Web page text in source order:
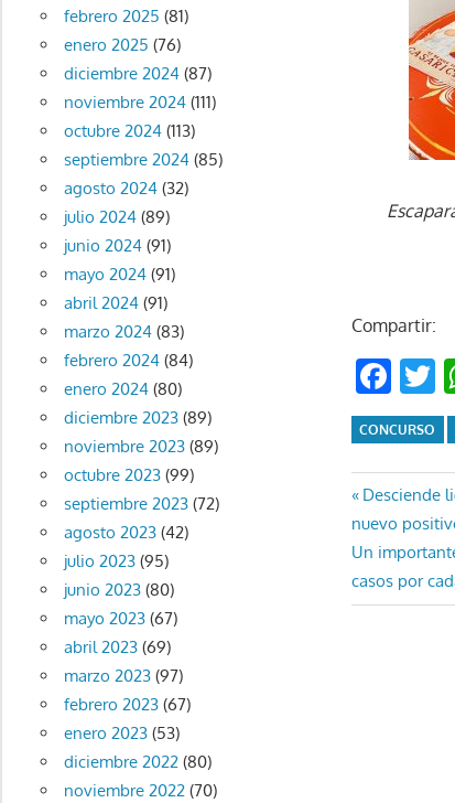
Compartir:
CONCURSO
de
Entrada
anterior:
Desciende
nuevo
Entrada
siguiente:
Un
casos por
febrero 2025 (81)
enero 2025 (76)
diciembre 2024(87)
noviembre 2024(111)
octubre 2024(113)
septiembre 2024(85)
agosto 2024(32)
julio 2024(89)
junio 2024(91)
mayo 2024(91)
abril 2024(91)
marzo 2024(83)
febrero 2024(84)
enero 2024(80)
diciembre 2023(89)
noviembre 2023(89)
octubre 2023(99)
septiembre 2023(72)
agosto 2023(42)
julio 2023(95)
junio 2023(80)
mayo 2023(67)
abril 2023(69)
marzo 2023(97)
febrero 2023(67)
enero 2023(53)
diciembre 2022(80)
noviembre 2022(70)